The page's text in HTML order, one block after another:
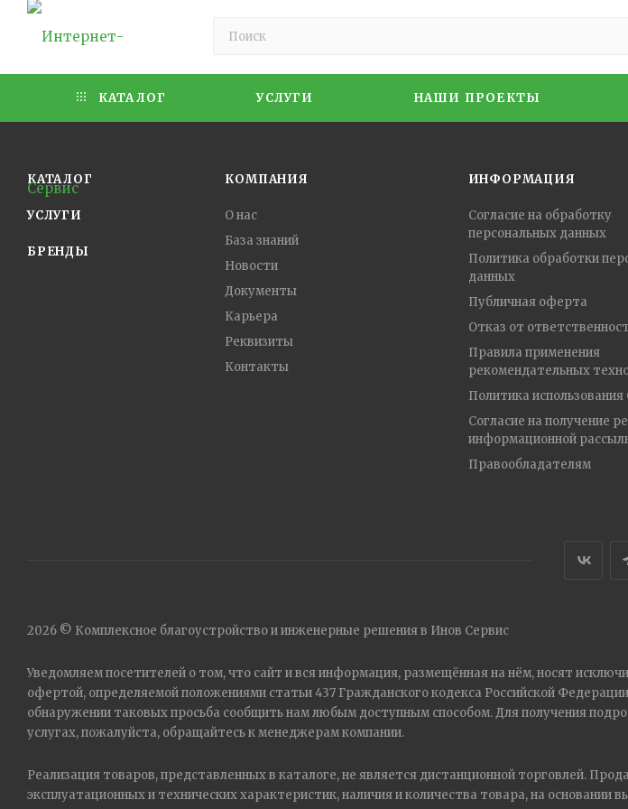
КАТАЛОГ УСЛУГИ НАШИ ПРОЕКТЫ
КАТАЛОГ
УСЛУГИ
БРЕНДЫ
КОМПАНИЯ
О нас
База знаний
Новости
Документы
Карьера
Реквизиты
Контакты
ИНФОРМАЦИЯ
Согласие на обработку
персональных данных
Политика обработки
данных
Публичная оферта
Отказ от
Правила применения
рекомендательных
Политика использования
Согласие на получение
информационной
Правообладателям
2026 © Комплексное благоустройство и инженерные решения в Инов Сервис
Уведомляем посетителей о том, что сайт и вся информация, размещённая на нём, носят
офертой, определяемой положениями статьи 437 Гражданского кодекса Российской
обнаружении таковых просьба сообщить нам любым доступным способом. Для получения
услугах, пожалуйста, обращайтесь к менеджерам компании.
Реализация товаров, представленных в каталоге, не является дистанционной торговлей.
эксплуатационных и технических характеристик, наличия и количества товара, на